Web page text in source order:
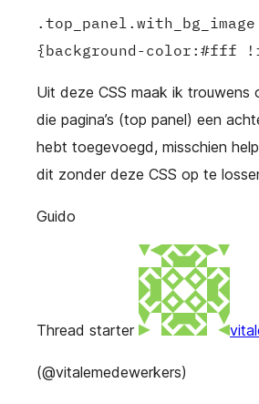
Uit deze CSS maak ik trouwens
die pagina’s (top panel) een
hebt toegevoegd, misschien
dit zonder deze CSS op te
Guido
Thread starter
(@vitalemedewerkers)